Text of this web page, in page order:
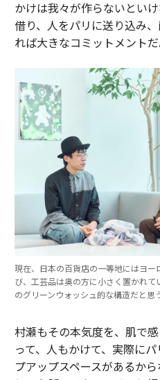
かけは我々が作らないとい
借り、人をパリに送り込み
れば大きなコミットメントだ
現在、日本の百貨店の一等地にはヨ
び、工芸品は奥の方に小さく置かれ
のグリーンウォッシュ的な構造だと思
村瀬もその本気度を、肌で
って、人もかけて、実際に
プアップスペースがあるか